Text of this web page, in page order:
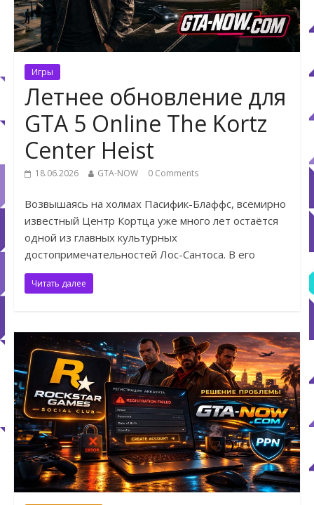
Игры
Летнее обновление для
GTA 5 Online The Kortz
Center Heist
18.06.2026 GTA-NOW 0 Comments
Возвышаясь на холмах Пасифик-Блаффс, всемирно
известный Центр Кортца уже много лет остаётся
одной из главных культурных
достопримечательностей Лос-Сантоса. В его
Читать далее